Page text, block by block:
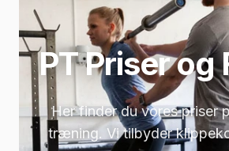
PT Priser og
Her finder du vores priser
træning. Vi tilbyder